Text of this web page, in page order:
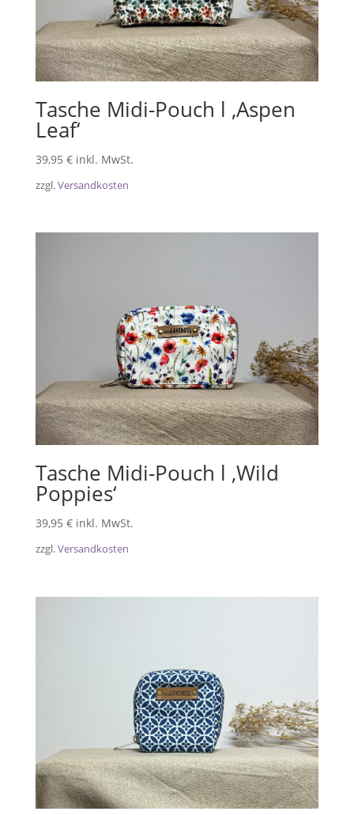
Tasche Midi-Pouch l ‚Aspen
Leaf‘
39,95 € inkl. MwSt.
zzgl.Versandkosten
Tasche Midi-Pouch l ‚Wild
Poppies‘
39,95 € inkl. MwSt.
zzgl.Versandkosten